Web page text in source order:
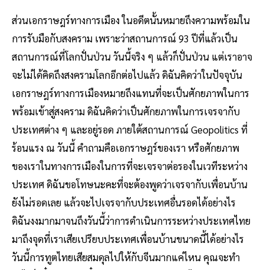
ส่วนเอกราษฎร์ทางการเมือง ในอดีตนั้นหมายถึงความพร้อมใน
การรับมือกับสงคราม เพราะว่าสถานการณ์ 93 ปีที่แล้วเป็น
สถานการณ์ที่โลกปั่นป่วน วันนี้จริง ๆ แล้วก็ปั่นป่วน แต่เราอาจ
จะไม่ได้คิดถึงสงครามโลกอีกต่อไปแล้ว ดิฉันคิดว่าในปัจจุบัน
เอกราษฎร์ทางการเมืองหมายถึงแทนที่จะเป็นศักยภาพในการ
พร้อมเข้าสู่สงคราม ดิฉันคิดว่าเป็นศักยภาพในการเจรจากับ
ประเทศต่าง ๆ และอยู่รอด ภายใต้สถานการณ์ Geopolitics ที่
ร้อนแรง ณ วันนี้ คําถามคือเอกราษฎร์ของเรา หรือศักยภาพ
ของเราในทางการเมืองในการที่จะเจรจาต่อรองในเวทีระหว่าง
ประเทศ ดิฉันขอโทษนะคะที่จะต้องพูดว่าเจรจากับเพื่อนบ้าน
ยังไม่รอดเลย แล้วจะไปเจรจากับประเทศอื่นรอดได้อย่างไร
ดิฉันงงมากมาจนถึงวันนี้ว่าการดําเนินการระหว่างประเทศไทย
มาถึงจุดที่เราเสียเปรียบประเทศเพื่อนบ้านขนาดนี้ได้อย่างไร
วันนี้การทูตไทยเสียสมดุลไปให้กับจีนมากแค่ไหน คุณจะทํา